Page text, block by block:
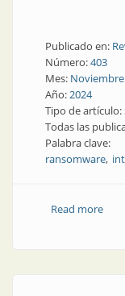
Publicado en:
Número:403
Mes: Noviembre
Año:2024
Tipo de artículo:
Todas las
Palabra clave:
ransomware
Read more